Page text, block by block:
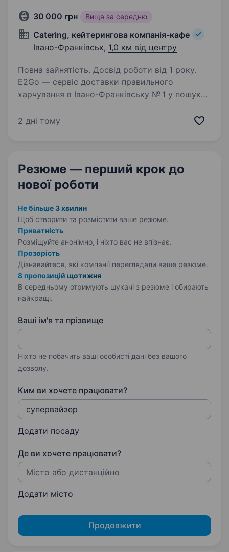
30 000 грн Вища за середню
Catering, кейтерингова компанія-кафе
Івано-Франківськ, 1,0 км від центру
Повна зайнятість. Досвід роботи від 1 року.
E2Go — сервіс доставки правильного
харчування в Івано-Франківську № 1 у пошуку
Ми пропонуємо корисне збалансоване
2 дні тому
Резюме — перший крок до
нової роботи
Не більше 3 хвилин
Щоб створити та розмістити ваше резюме.
Приватність
Розміщуйте анонімно, і ніхто вас не впізнає.
Прозорість
Дізнавайтеся, які компанії переглядали ваше резюме.
8 пропозицій щотижня
В середньому отримують шукачі з резюме і обирають
найкращі.
Ваші ім'я та прізвище
Ніхто не побачить ваші особисті дані без вашого
дозволу.
Ким ви хочете працювати?
Додати посаду
Де ви хочете працювати?
Додати місто
Продовжити